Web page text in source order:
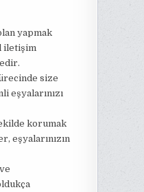
yapmak
iletişim
size
eşyalarınızı
korumak
eşyalarınızın